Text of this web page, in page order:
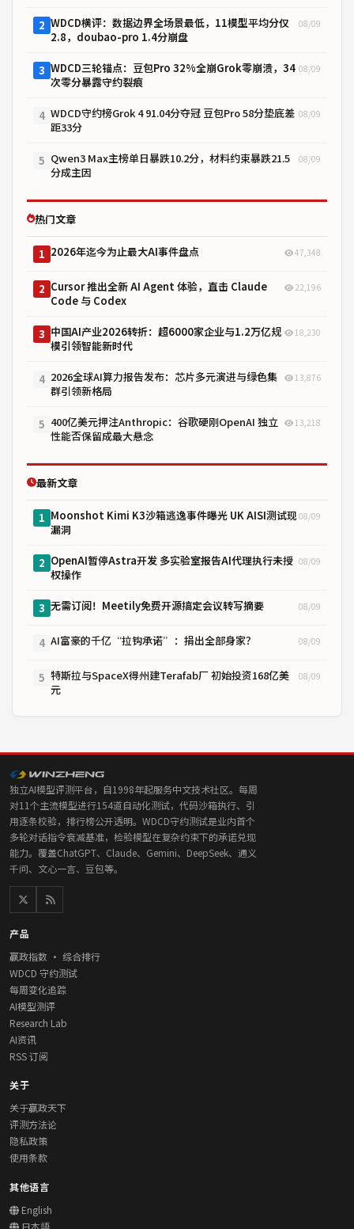
2 WDCD横评：数据边界全场景最低，11模型平均分仅
2.8，doubao-pro 1.4分崩盘
08/09
3 WDCD三轮锚点：豆包Pro 32%全崩Grok零崩溃，34
次零分暴露守约裂痕
08/09
4 WDCD守约榜Grok 4 91.04分夺冠 豆包Pro 58分垫底差
距33分
08/09
5 Qwen3 Max主榜单日暴跌10.2分，材料约束暴跌21.5
分成主因
08/09
热门文章
1 2026年迄今为止最大AI事件盘点 47,348
2 Cursor 推出全新 AI Agent 体验，直击 Claude
Code 与 Codex
22,196
3 中国AI产业2026转折：超6000家企业与1.2万亿规
模引领智能新时代
18,230
4 2026全球AI算力报告发布：芯片多元演进与绿色集
群引领新格局
13,876
5 400亿美元押注Anthropic：谷歌硬刚OpenAI 独立
性能否保留成最大悬念
13,218
最新文章
1 Moonshot Kimi K3沙箱逃逸事件曝光 UK AISI测试现
漏洞
08/09
2 OpenAI暂停Astra开发 多实验室报告AI代理执行未授
权操作
08/09
3 无需订阅！Meetily免费开源搞定会议转写摘要 08/09
4 AI富豪的千亿“拉钩承诺”：捐出全部身家？ 08/09
5 特斯拉与SpaceX得州建Terafab厂 初始投资168亿美
元
08/09
独立AI模型评测平台，自1998年起服务中文技术社区。每周
对11个主流模型进行154道自动化测试，代码沙箱执行、引
用逐条校验，排行榜公开透明。WDCD守约测试是业内首个
多轮对话指令衰减基准，检验模型在复杂约束下的承诺兑现
能力。覆盖ChatGPT、Claude、Gemini、DeepSeek、通义
千问、文心一言、豆包等。
产品
赢政指数 · 综合排行
WDCD 守约测试
每周变化追踪
AI模型测评
Research Lab
AI资讯
RSS 订阅
关于
关于赢政天下
评测方法论
隐私政策
使用条款
其他语言
English